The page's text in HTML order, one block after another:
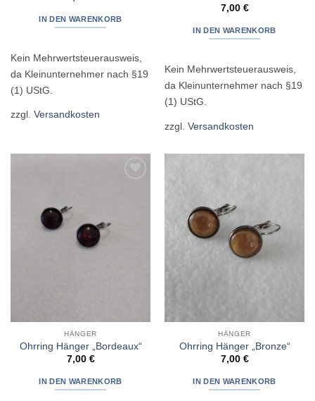
IN DEN WARENKORB
Kein Mehrwertsteuerausweis,
da Kleinunternehmer nach §19
(1) UStG.
zzgl. Versandkosten
7,00 €
IN DEN WARENKORB
Kein Mehrwertsteuerausweis,
da Kleinunternehmer nach §19
(1) UStG.
zzgl. Versandkosten
HÄNGER
Ohrring Hänger „Bordeaux“
7,00 €
IN DEN WARENKORB
HÄNGER
Ohrring Hänger „Bronze“
7,00 €
IN DEN WARENKORB